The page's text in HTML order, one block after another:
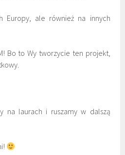
Europy, ale również na innych
Bo to Wy tworzycie ten projekt,
na laurach i ruszamy w dalszą